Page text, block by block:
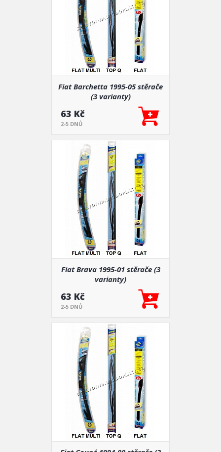
Fiat Barchetta 1995-05 stěrače
(3 varianty)
63 Kč
2-5 DNŮ
Fiat Brava 1995-01 stěrače (3
varianty)
63 Kč
2-5 DNŮ